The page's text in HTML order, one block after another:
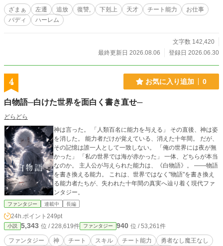
から、対象の社会的地位も財産もすべて奪い去り、息の根を完全に止める。 天
才経理マンによる、決して感情的にならない「合法的な完全復讐劇」が今、幕を
開ける！
ざまぁ 左遷 追放 復讐, 下剋上 天才 チート能力
お仕事
バディ
ハーレム
文字数 142,420
最終更新日 2026.08.06
登録日 2026.06.30
4 お気に入り追加 0
白物語─白けた世界を面白く書き直せ─
どらどら
神は言った。 「人類百名に能力を与える」 その直後、神は姿
を消した。 能力者だけが覚えている、消えた十年間。 だが、
その記憶は誰一人として一致しない。 「俺の世界には夜が無
かった」 「私の世界では海が赤かった」 一体、どちらが本当
なのか。 主人公が与えられた能力は、《白物語》。 ――物語
を書き換える能力。 これは、世界ではなく"物語"を書き換え
る能力者たちが、失われた十年間の真実へ辿り着く現代ファ
ンタジー。
ファンタジー 連載中 長編
24h.ポイント 249pt
小説 5,343 位 / 228,619件 ファンタジー 940 位 / 53,261件
ファンタジー 神 チート スキル チート能力
勇者なし魔王なし